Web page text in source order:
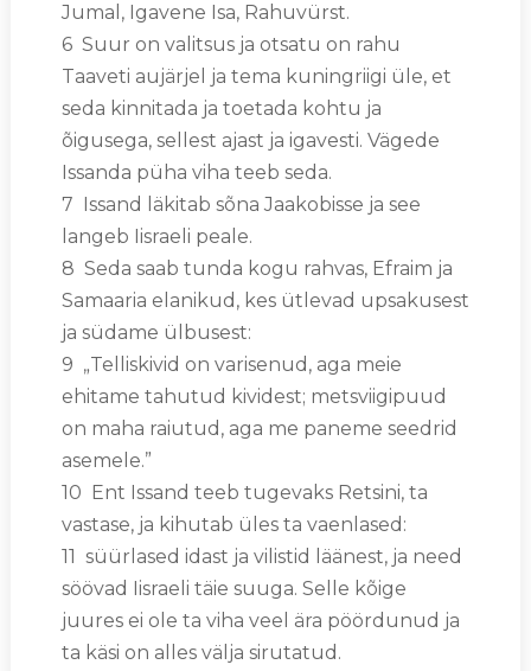
Jumal, Igavene Isa, Rahuvürst.
6 Suur on valitsus ja otsatu on rahu
Taaveti aujärjel ja tema kuningriigi üle, et
seda kinnitada ja toetada kohtu ja
õigusega, sellest ajast ja igavesti. Vägede
Issanda püha viha teeb seda.
7 Issand läkitab sõna Jaakobisse ja see
langeb Iisraeli peale.
8 Seda saab tunda kogu rahvas, Efraim ja
Samaaria elanikud, kes ütlevad upsakusest
ja südame ülbusest:
9 „Telliskivid on varisenud, aga meie
ehitame tahutud kividest; metsviigipuud
on maha raiutud, aga me paneme seedrid
asemele.”
10 Ent Issand teeb tugevaks Retsini, ta
vastase, ja kihutab üles ta vaenlased:
11 süürlased idast ja vilistid läänest, ja need
söövad Iisraeli täie suuga. Selle kõige
juures ei ole ta viha veel ära pöördunud ja
ta käsi on alles välja sirutatud.